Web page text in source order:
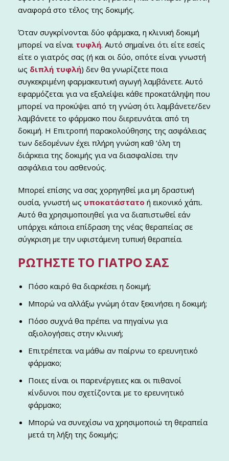
αναφορά στο τέλος της δοκιμής.
Όταν συγκρίνονται δύο φάρμακα, η κλινική δοκιμή
μπορεί να είναι τυφλή. Αυτό σημαίνει ότι είτε εσείς
είτε ο γιατρός σας (ή και οι δύο, οπότε είναι γνωστή
ως διπλή τυφλή) δεν θα γνωρίζετε ποια
συγκεκριμένη φαρμακευτική αγωγή λαμβάνετε. Αυτό
εφαρμόζεται για να εξαλείψει κάθε προκατάληψη που
μπορεί να προκύψει από τη γνώση ότι λαμβάνετε/δεν
λαμβάνετε το φάρμακο που διερευνάται από τη
δοκιμή. Η Επιτροπή παρακολούθησης της ασφάλειας
των δεδομένων έχει πλήρη γνώση καθ ‘όλη τη
διάρκεια της δοκιμής για να διασφαλίσει την
ασφάλεια του ασθενούς.
Μπορεί επίσης να σας χορηγηθεί μια μη δραστική
ουσία, γνωστή ως υποκατάστατο ή εικονικό χάπι.
Αυτό θα χρησιμοποιηθεί για να διαπιστωθεί εάν
υπάρχει κάποια επίδραση της νέας θεραπείας σε
σύγκριση με την υφιστάμενη τυπική θεραπεία.
ΡΩΤΉΣΤΕ ΤΟ ΓΙΑΤΡΌ ΣΑΣ
Πόσο καιρό θα διαρκέσει η δοκιμή;
Μπορώ να αλλάξω γνώμη όταν ξεκινήσει η δοκιμή;
Πόσο συχνά θα πρέπει να πηγαίνω για
αξιολογήσεις στην κλινική;
Επιτρέπεται να μάθω αν παίρνω το ερευνητικό
φάρμακο;
Ποιες είναι οι παρενέργειες και οι πιθανοί
κίνδυνοι που σχετίζονται με το ερευνητικό
φάρμακο;
Μπορώ να συνεχίσω να χρησιμοποιώ τη θεραπεία
μετά τη λήξη της δοκιμής;